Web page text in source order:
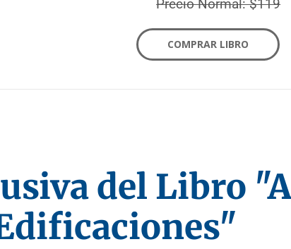
Precio Normal: $119
COMPRAR LIBRO
del Libro